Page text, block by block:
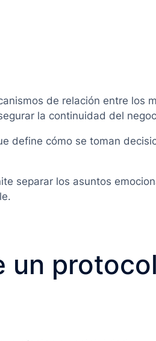
de relación entre los
la continuidad del
define cómo se toman
separar los asuntos
un